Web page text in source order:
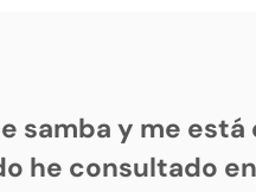
samba y me
he consultado